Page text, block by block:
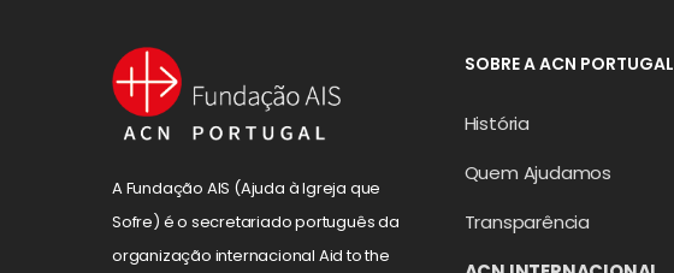
A Fundação AIS (Ajuda à Igreja que
Sofre) é o secretariado português da
organização internacional Aid to the
SOBRE A ACN PORTUGAL
História
Quem Ajudamos
Transparência